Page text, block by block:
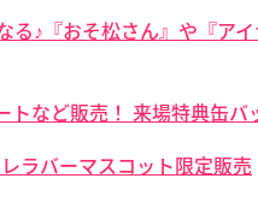
る♪『おそ松さん』や『ア
トなど販売！ 来場特典缶バ
ラバーマスコット限定販売